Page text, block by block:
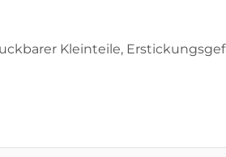
Kleinteile,